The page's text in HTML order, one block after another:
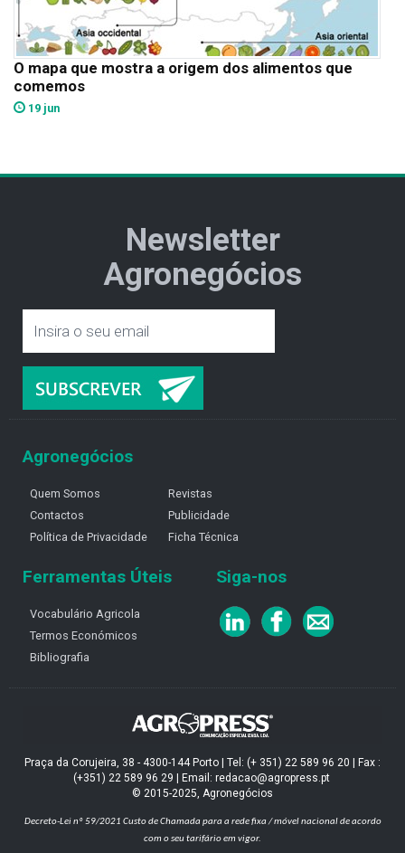
O mapa que mostra a origem dos alimentos que
comemos
19 jun
Newsletter
Agronegócios
Agronegócios
Quem Somos
Contactos
Política de Privacidade
Revistas
Publicidade
Ficha Técnica
Ferramentas Úteis
Vocabulário Agricola
Termos Económicos
Bibliografia
Siga-nos
Praça da Corujeira, 38 - 4300-144 Porto | Tel: (+ 351) 22 589 96 20 | Fax :
(+351) 22 589 96 29 | Email: redacao@agropress.pt
© 2015-2025, Agronegócios
Decreto-Lei nº 59/2021 Custo de Chamada para a rede fixa / móvel nacional de acordo
com o seu tarifário em vigor.